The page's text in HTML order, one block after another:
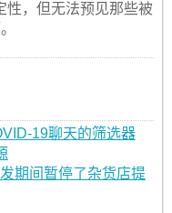
性，但无法预见那些被
19聊天的筛选器
期间暂停了杂货店提